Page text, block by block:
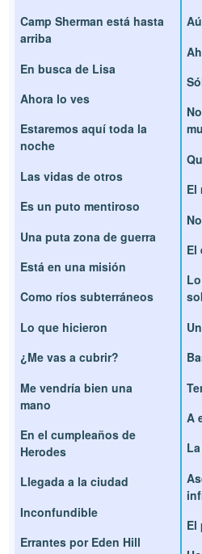
Camp Sherman está hasta
arriba
En busca de Lisa
Ahora lo ves
Estaremos aquí toda la
noche
Las vidas de otros
Es un puto mentiroso
Una puta zona de guerra
Está en una misión
Como ríos subterráneos
Lo que hicieron
¿Me vas a cubrir?
Me vendría bien una
mano
En el cumpleaños de
Herodes
Llegada a la ciudad
Inconfundible
Errantes por Eden Hill
El
El
A
El